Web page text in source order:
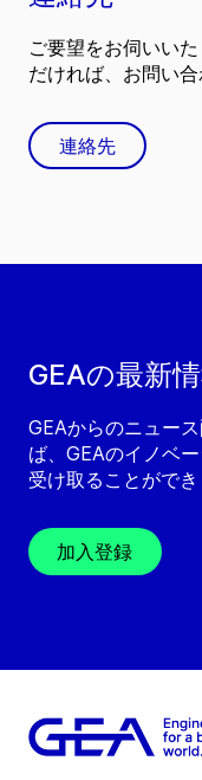
GEAの最新
GEAからのニュー
ば、GEAのイノベ
受け取ることができ
加入登録
ご要望をお伺いい
だければ、お問い合
連絡先